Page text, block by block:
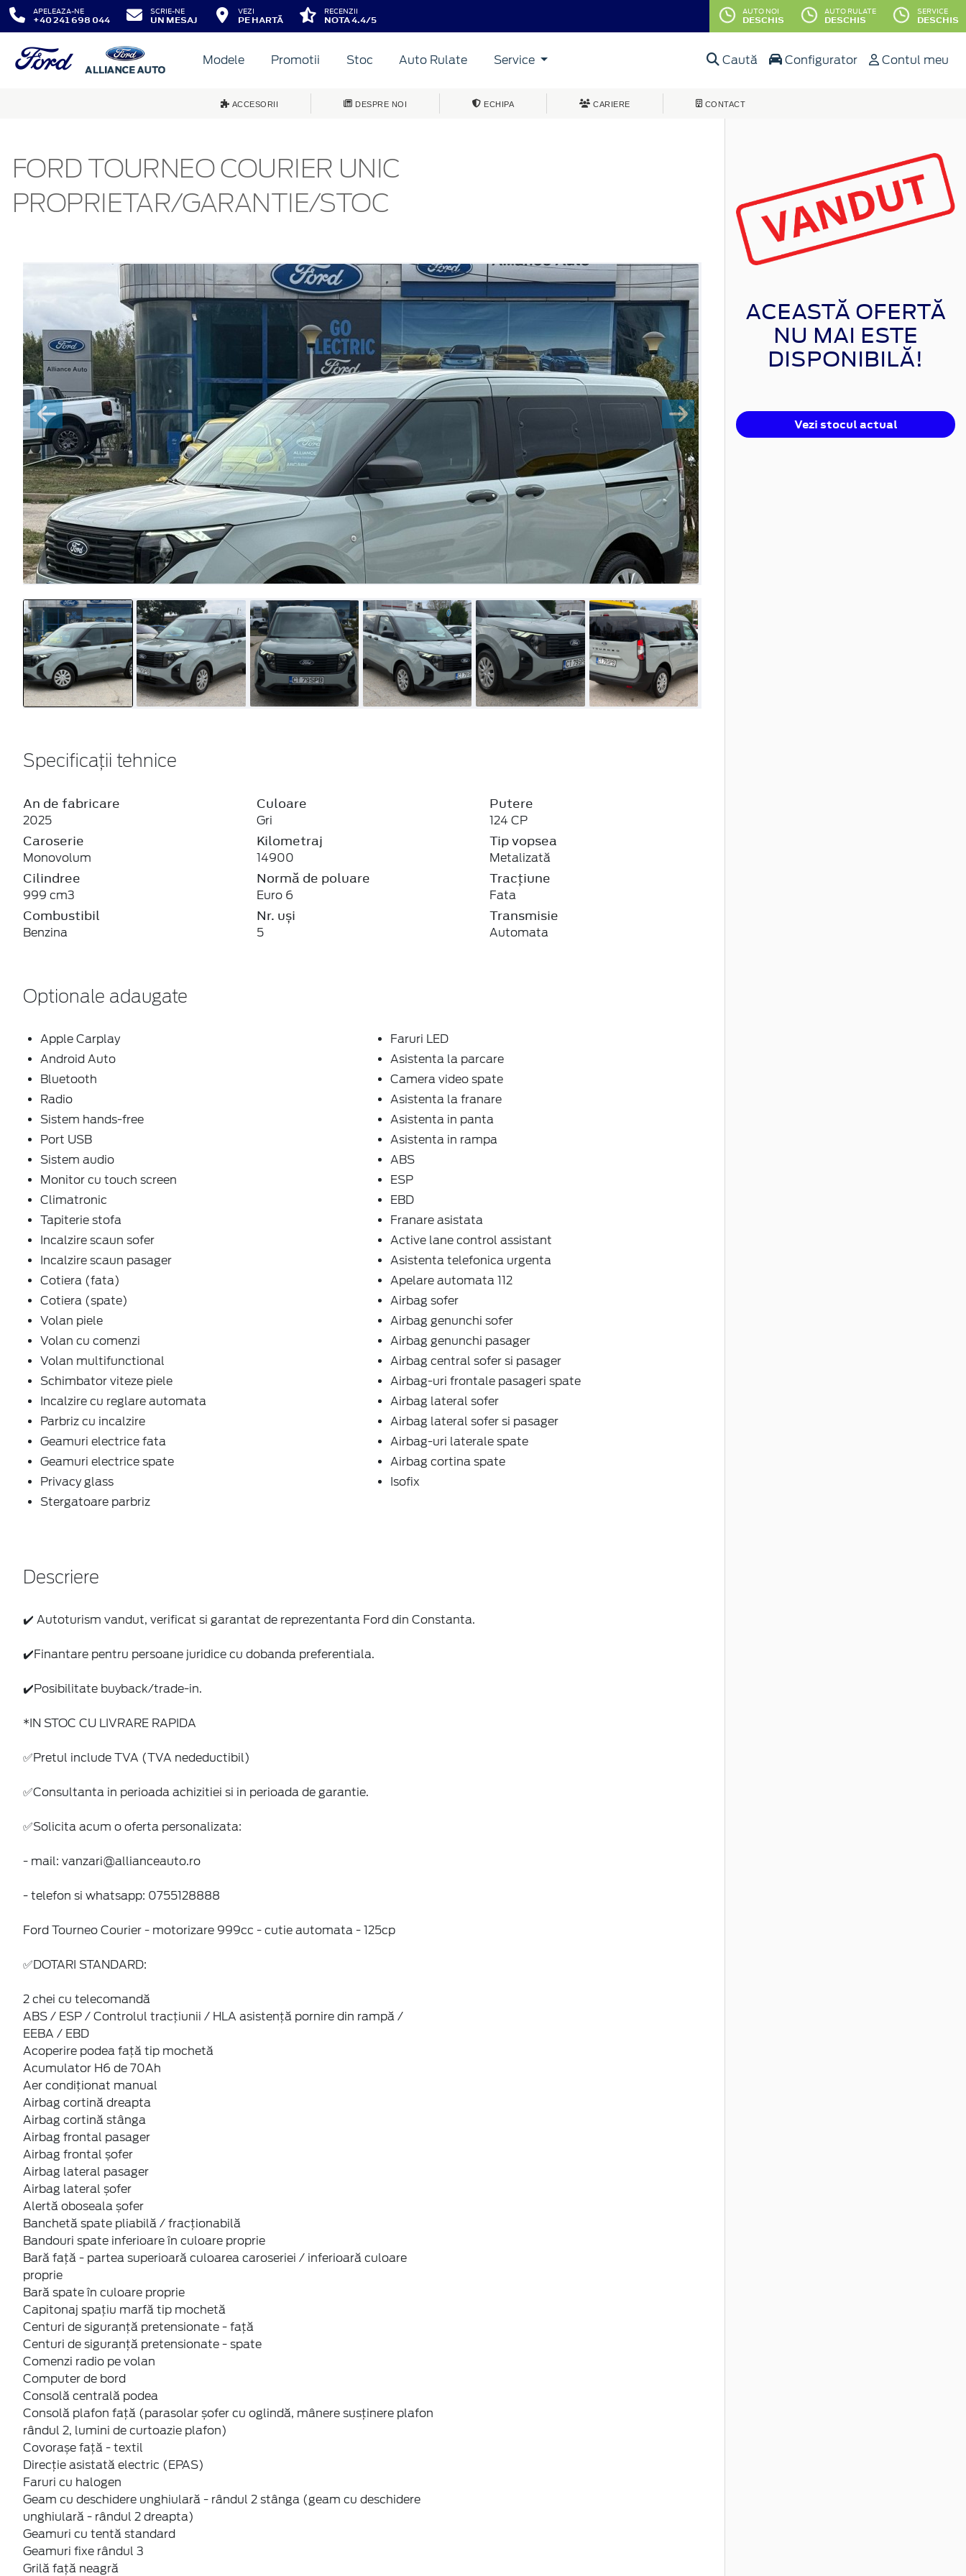
APELEAZA-NE
+40 241 698 044
SCRIE-NE
UN MESAJ
VEZI
PE HARTĂ
RECENZII
NOTA 4.4/5
AUTO NOI
DESCHIS
AUTO RULATE
DESCHIS
SERVICE
DESCHIS
Modele Promotii Stoc Auto Rulate Service Caută Configurator Contul meu
ACCESORII DESPRE NOI ECHIPA CARIERE CONTACT
FORD TOURNEO COURIER UNIC
PROPRIETAR/GARANTIE/STOC
Specificații tehnice
An de fabricare
2025
Caroserie
Monovolum
Cilindree
999 cm3
Combustibil
Benzina
Culoare
Gri
Kilometraj
14900
Normă de poluare
Euro 6
Nr. uși
5
Putere
124 CP
Tip vopsea
Metalizată
Tracțiune
Fata
Transmisie
Automata
Optionale adaugate
Apple Carplay
Android Auto
Bluetooth
Radio
Sistem hands-free
Port USB
Sistem audio
Monitor cu touch screen
Climatronic
Tapiterie stofa
Incalzire scaun sofer
Incalzire scaun pasager
Cotiera (fata)
Cotiera (spate)
Volan piele
Volan cu comenzi
Volan multifunctional
Schimbator viteze piele
Incalzire cu reglare automata
Parbriz cu incalzire
Geamuri electrice fata
Geamuri electrice spate
Privacy glass
Stergatoare parbriz
Faruri LED
Asistenta la parcare
Camera video spate
Asistenta la franare
Asistenta in panta
Asistenta in rampa
ABS
ESP
EBD
Franare asistata
Active lane control assistant
Asistenta telefonica urgenta
Apelare automata 112
Airbag sofer
Airbag genunchi sofer
Airbag genunchi pasager
Airbag central sofer si pasager
Airbag-uri frontale pasageri spate
Airbag lateral sofer
Airbag lateral sofer si pasager
Airbag-uri laterale spate
Airbag cortina spate
Isofix
Descriere
✔️ Autoturism vandut, verificat si garantat de reprezentanta Ford din Constanta.
✔️Finantare pentru persoane juridice cu dobanda preferentiala.
✔️Posibilitate buyback/trade-in.
*IN STOC CU LIVRARE RAPIDA
✅Pretul include TVA (TVA nedeductibil)
✅Consultanta in perioada achizitiei si in perioada de garantie.
✅Solicita acum o oferta personalizata:
- mail: vanzari@allianceauto.ro
- telefon si whatsapp: 0755128888
Ford Tourneo Courier - motorizare 999cc - cutie automata - 125cp
✅DOTARI STANDARD:
2 chei cu telecomandă
ABS / ESP / Controlul tracțiunii / HLA asistență pornire din rampă /
EEBA / EBD
Acoperire podea față tip mochetă
Acumulator H6 de 70Ah
Aer condiționat manual
Airbag cortină dreapta
Airbag cortină stânga
Airbag frontal pasager
Airbag frontal șofer
Airbag lateral pasager
Airbag lateral șofer
Alertă oboseala șofer
Banchetă spate pliabilă / fracționabilă
Bandouri spate inferioare în culoare proprie
Bară față - partea superioară culoarea caroseriei / inferioară culoare
proprie
Bară spate în culoare proprie
Capitonaj spațiu marfă tip mochetă
Centuri de siguranță pretensionate - față
Centuri de siguranță pretensionate - spate
Comenzi radio pe volan
Computer de bord
Consolă centrală podea
Consolă plafon față (parasolar șofer cu oglindă, mânere susținere plafon
rândul 2, lumini de curtoazie plafon)
Covorașe față - textil
Direcție asistată electric (EPAS)
Faruri cu halogen
Geam cu deschidere unghiulară - rândul 2 stânga (geam cu deschidere
unghiulară - rândul 2 dreapta)
Geamuri cu tentă standard
Geamuri fixe rândul 3
Grilă față neagră
ACEASTĂ OFERTĂ
NU MAI ESTE
DISPONIBILĂ!
Vezi stocul actual